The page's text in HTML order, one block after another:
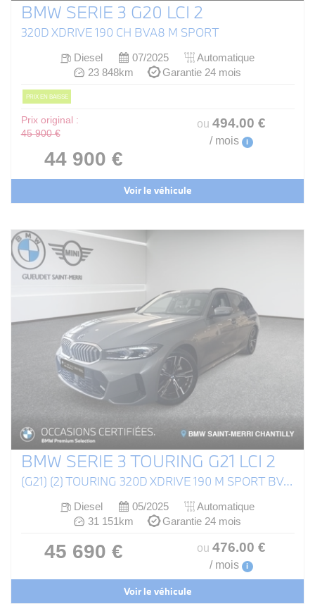
BMW SERIE 3 G20 LCI 2
320D XDRIVE 190 CH BVA8 M SPORT
Diesel 07/2025
Automatique
23 848km
Garantie 24 mois
PRIX EN BAISSE
Prix original :
45 900 €
44 900 €
ou 494.00 €
/ mois i
Voir le véhicule
BMW SERIE 3 TOURING G21 LCI 2
(G21) (2) TOURING 320D XDRIVE 190 M SPORT BVA8
Diesel 05/2025
Automatique
31 151km
Garantie 24 mois
45 690 € ou 476.00 €
/ mois i
Voir le véhicule